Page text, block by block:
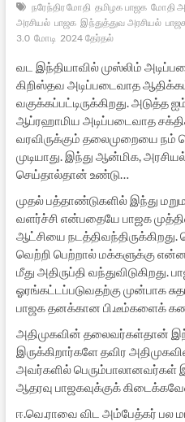
நரேந்திர மோதி தமிழக பாஜக மோதி
அரசியல் பாஜக இந்துத்துவ அரசியல்
3.0 மோடி 2024 தேர்தல்
வட இந்தியாவில் முஸ்லிம்
கிறிஸ்தவ அடிப்படைவாத
வகுக்கப்பட்டிருக்கிறது.
ஆப்ரஹாமிய அடிப்படைவாத
வரவிருக்கும் தலைமுறையை நம்
முடியாது. இந்து ஆன்மிக,
செய்தால்தான் உண்டு…
முதல் பத்தாண்டுகளில் இந்து
வளர்ச்சி என்பதையே பாஜக
ஆட்சியை
வெற்றி பெற்றால் மக்களுக்கு
மீது அதிருப்தி வந்துவிடுகிறது.
ஓரங்கட்டப்படுவதற்கு முன்பாக
பாஜக தனக்கான பி.டீம்களைக்
அதிமுகவின் தலைவர்கள்தான்
இருக்கிறார்களே தவிர
அவர்களில் பெரும்பாலானவர்கள்
ஆதரவு பாஜகவுக்குக்
ஈ.வெ.ராவை விட அம்பேத்கர் பல